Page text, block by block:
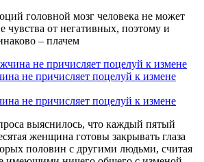
головной мозг человека не может
чувства от негативных, поэтому и
– плачем
не причисляет поцелуй к измене
не причисляет поцелуй к измене
выяснилось, что каждый пятый
женщина готовы закрывать глаза
половин с другими людьми, считая